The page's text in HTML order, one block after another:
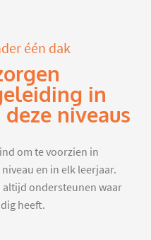
één dak
in
niveaus
om te voorzien in
en in elk leerjaar.
ondersteunen waar
heeft.